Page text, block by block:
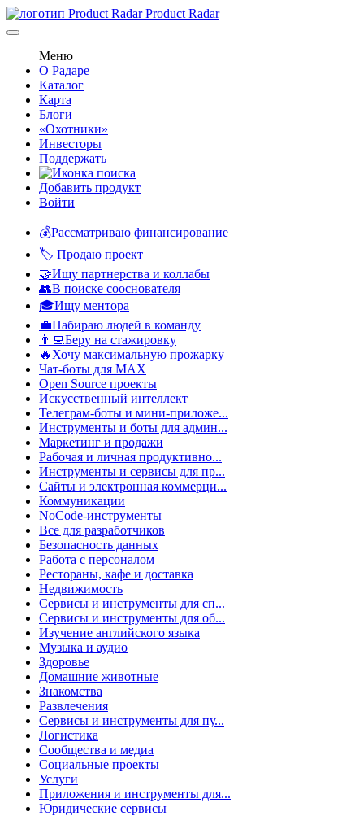
Product Radar
Меню
О Радаре
Каталог
Карта
Блоги
«Охотники»
Инвесторы
Поддержать
Добавить продукт
Войти
💰Рассматриваю финансирование
🏷️ Продаю проект
🤝Ищу партнерства и коллабы
👥В поиске сооснователя
🎓Ищу ментора
💼Набираю людей в команду
👨‍💻Беру на стажировку
🔥Хочу максимальную прожарку
Чат-боты для MAX
Open Source проекты
Искусственный интеллект
Телеграм-боты и мини-приложе...
Инструменты и боты для админ...
Маркетинг и продажи
Рабочая и личная продуктивно...
Инструменты и сервисы для пр...
Сайты и электронная коммерци...
Коммуникации
NoCode-инструменты
Все для разработчиков
Безопасность данных
Работа с персоналом
Рестораны, кафе и доставка
Недвижимость
Сервисы и инструменты для сп...
Сервисы и инструменты для об...
Изучение английского языка
Музыка и аудио
Здоровье
Домашние животные
Знакомства
Развлечения
Сервисы и инструменты для пу...
Логистика
Сообщества и медиа
Социальные проекты
Услуги
Приложения и инструменты для...
Юридические сервисы